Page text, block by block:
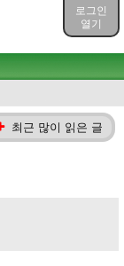
로그인
열기
최근 많이 읽은 글